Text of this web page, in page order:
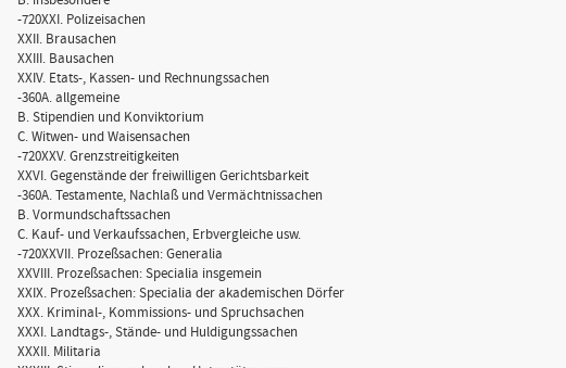
-720XXI. Polizeisachen
XXII. Brausachen
XXIII. Bausachen
XXIV. Etats-, Kassen- und Rechnungssachen
-360A. allgemeine
B. Stipendien und Konviktorium
C. Witwen- und Waisensachen
-720XXV. Grenzstreitigkeiten
XXVI. Gegenstände der freiwilligen Gerichtsbarkeit
-360A. Testamente, Nachlaß und Vermächtnissachen
B. Vormundschaftssachen
C. Kauf- und Verkaufssachen, Erbvergleiche usw.
-720XXVII. Prozeßsachen: Generalia
XXVIII. Prozeßsachen: Specialia insgemein
XXIX. Prozeßsachen: Specialia der akademischen Dörfer
XXX. Kriminal-, Kommissions- und Spruchsachen
XXXI. Landtags-, Stände- und Huldigungssachen
XXXII. Militaria